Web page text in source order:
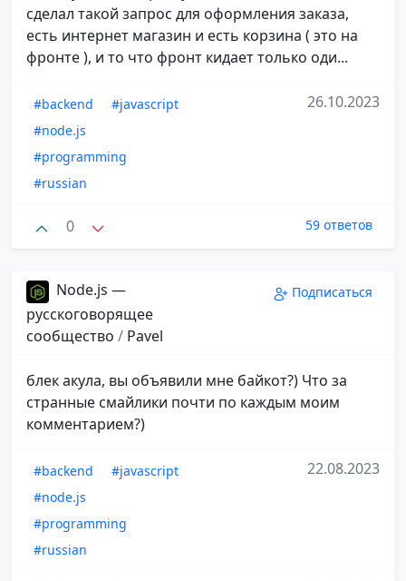
сделал такой запрос для оформления заказа,
есть интернет магазин и есть корзина ( это на
фронте ), и то что фронт кидает только оди...
#backend
#javascript
#node.js
#programming
#russian
26.10.2023
0 59 ответов
Node.js —
русскоговорящее
сообщество / Pavel
Подписаться
блек акула, вы объявили мне байкот?) Что за
странные смайлики почти по каждым моим
комментарием?)
#backend
#javascript
#node.js
#programming
#russian
22.08.2023